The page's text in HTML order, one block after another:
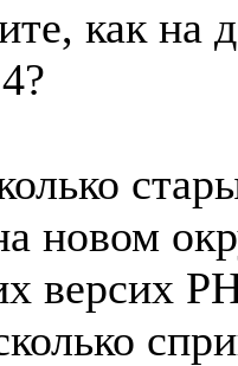
как на
новом
версих